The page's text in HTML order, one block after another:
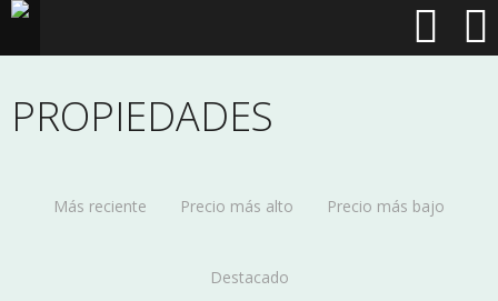
PROPIEDADES
Más reciente Precio más alto Precio más bajo
Destacado